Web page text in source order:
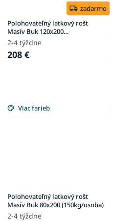
zadarmo
Polohovateľný latkový rošt
Masív Buk 120x200
(150kg/osoba)
2-4 týždne
208 €
Viac farieb
Polohovateľný latkový rošt
Masív Buk 80x200 (150kg/osoba)
2-4 týždne